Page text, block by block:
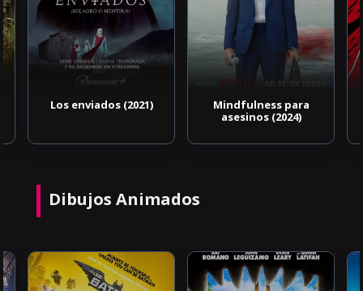
Los enviados (2021)
Mindfulness para
asesinos (2024)
Dibujos Animados